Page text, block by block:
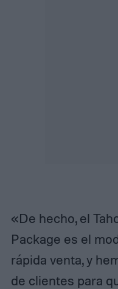
«De hecho, el
Package es el
rápida venta, y
de clientes para